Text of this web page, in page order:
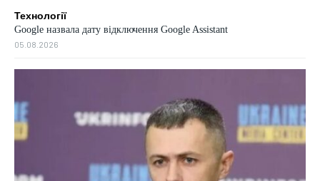
Технології
Google назвала дату відключення Google Assistant
05.08.2026